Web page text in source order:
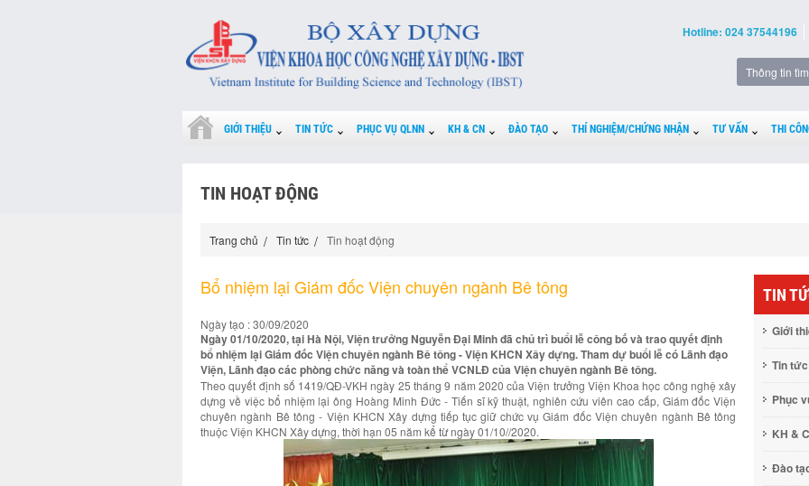
Hotline: 024 37544196
GIỚI THIỆU TIN TỨC PHỤC VỤ QLNN KH & CN ĐÀO TẠO THÍ NGHIỆM/CHỨNG NHẬN TƯ VẤN THI
TIN HOẠT ĐỘNG
Trang chủ Tin tức Tin hoạt động
Bổ nhiệm lại Giám đốc Viện chuyên ngành Bê tông
Ngày tạo : 30/09/2020
Ngày 01/10/2020, tại Hà Nội, Viện trưởng Nguyễn Đại Minh đã chủ trì buổi lễ công bố và trao quyết định
bổ nhiệm lại Giám đốc Viện chuyên ngành Bê tông - Viện KHCN Xây dựng. Tham dự buổi lễ có Lãnh đạo
Viện, Lãnh đạo các phòng chức năng và toàn thể VCNLĐ của Viện chuyên ngành Bê tông.
Theo quyết định số 1419/QĐ-VKH ngày 25 tháng 9 năm 2020 của Viện trưởng Viện Khoa học công nghệ xây
dựng về việc bổ nhiệm lại ông Hoàng Minh Đức - Tiến sĩ kỹ thuật, nghiên cứu viên cao cấp, Giám đốc Viện
chuyên ngành Bê tông - Viện KHCN Xây dựng tiếp tục giữ chức vụ Giám đốc Viện chuyên ngành Bê tông
thuộc Viện KHCN Xây dựng, thời hạn 05 năm kể từ ngày 01/10//2020.
TIN
Giới
Tin tức
Phục
KH &
Đào